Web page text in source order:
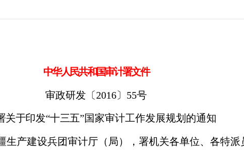
中华人民共和国审计署文件
审政研发〔2016〕 55号
关于印发“十三五”国家审计工作发展规划的通知
产建设兵团审计厅（局），署机关各单位、各特派